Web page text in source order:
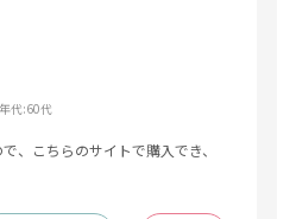
年代:60代
、こちらのサイトで購入でき、